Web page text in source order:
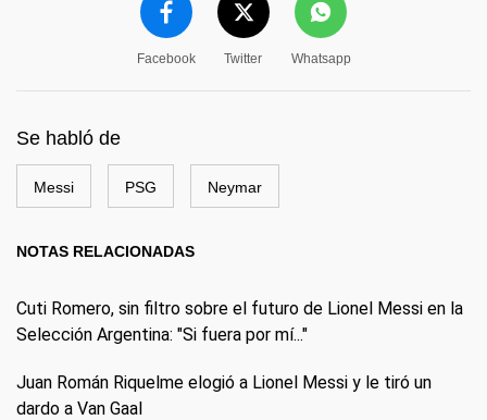
Facebook Twitter Whatsapp
Se habló de
Messi PSG Neymar
NOTAS RELACIONADAS
Cuti Romero, sin filtro sobre el futuro de Lionel Messi en la
Selección Argentina: "Si fuera por mí..."
Juan Román Riquelme elogió a Lionel Messi y le tiró un
dardo a Van Gaal